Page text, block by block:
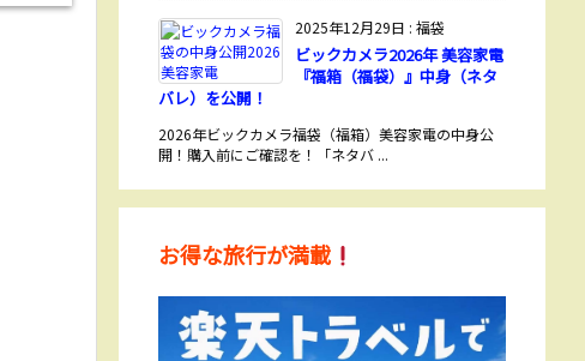
2025年12月29日 : 福袋
ビックカメラ2026年 美容家電
『福箱（福袋）』中身（ネタ
バレ）を公開！
2026年ビックカメラ福袋（福箱）美容家電の中身公
開！購入前にご確認を！「ネタバ ...
お得な旅行が満載